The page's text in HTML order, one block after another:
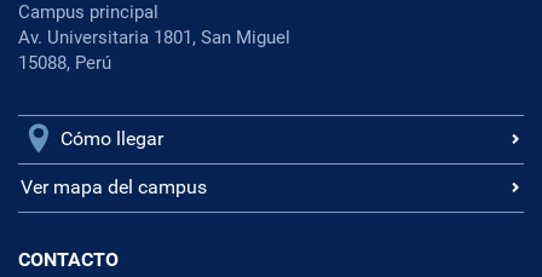
Campus principal
Av. Universitaria 1801, San Miguel
15088, Perú
Cómo llegar
Ver mapa del campus
CONTACTO